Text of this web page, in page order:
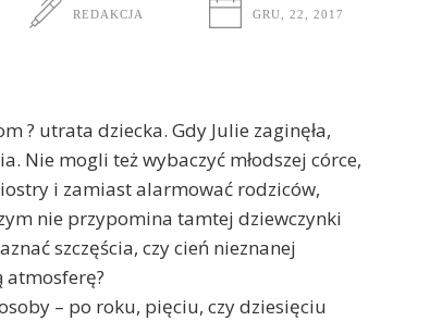
REDAKCJA GRU, 22, 2017
? utrata dziecka. Gdy Julie zaginęła,
Nie mogli też wybaczyć młodszej córce,
i zamiast alarmować rodziców,
nie przypomina tamtej dziewczynki
szczęścia, czy cień nieznanej
atmosferę?
– po roku, pięciu, czy dziesięciu